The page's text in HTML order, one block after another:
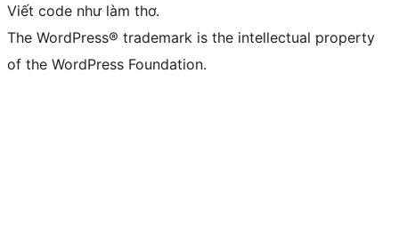
Viết code như làm thơ.
The WordPress® trademark is the intellectual property
of the WordPress Foundation.